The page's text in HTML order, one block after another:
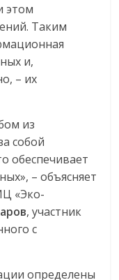
этом
Таким
и,
– их
из
собой
обеспечивает
– объясняет
«Эко-
, участник
с
определены